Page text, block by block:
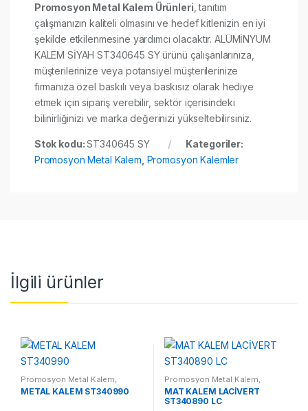
Promosyon Metal Kalem Ürünleri , tanıtım
çalışmanızın kaliteli olmasını ve hedef kitlenizin en iyi
şekilde etkilenmesine yardımcı olacaktır. ALÜMİNYUM
KALEM SİYAH ST340645 SY ürünü çalışanlarınıza,
müşterilerinize veya potansiyel müşterilerinize
firmanıza özel baskılı veya baskısız olarak hediye
etmek için sipariş verebilir, sektör içerisindeki
bilinirliğinizi ve marka değerinizi yükseltebilirsiniz.
Stok kodu:ST340645 SY
Kategoriler:
Promosyon Metal Kalem Promosyon Kalemler
İlgili ürünler
Promosyon Metal Kalem
Promosyon Kalemler
METAL KALEM ST340990
Promosyon Metal Kalem
Promosyon Kalemler
MAT KALEM LACİVERT
ST340890 LC